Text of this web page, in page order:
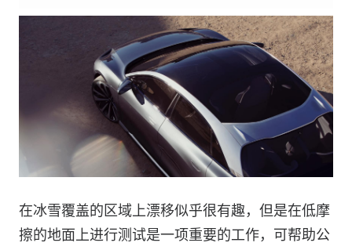
在冰雪覆盖的区域上漂移似乎很有趣，但是在低摩
擦的地面上进行测试是一项重要的工作，可帮助公